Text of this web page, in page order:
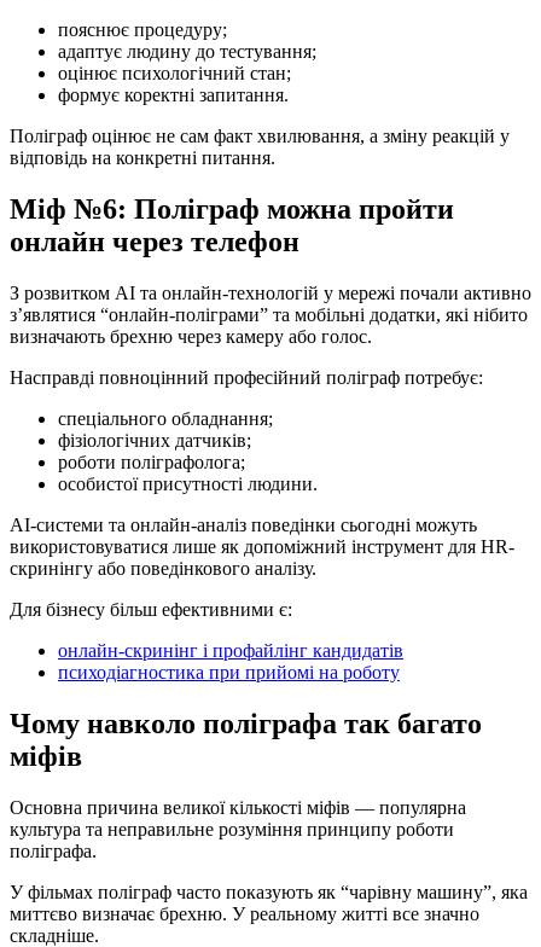
пояснює процедуру;
адаптує людину до тестування;
оцінює психологічний стан;
формує коректні запитання.
Поліграф оцінює не сам факт хвилювання, а зміну реакцій у
відповідь на конкретні питання.
Міф №6: Поліграф можна пройти
онлайн через телефон
З розвитком AI та онлайн-технологій у мережі почали активно
з’являтися “онлайн-поліграми” та мобільні додатки, які нібито
визначають брехню через камеру або голос.
Насправді повноцінний професійний поліграф потребує:
спеціального обладнання;
фізіологічних датчиків;
роботи поліграфолога;
особистої присутності людини.
AI-системи та онлайн-аналіз поведінки сьогодні можуть
використовуватися лише як допоміжний інструмент для HR-
скринінгу або поведінкового аналізу.
Для бізнесу більш ефективними є:
онлайн-скринінг і профайлінг кандидатів
психодіагностика при прийомі на роботу
Чому навколо поліграфа так багато
міфів
Основна причина великої кількості міфів — популярна
культура та неправильне розуміння принципу роботи
поліграфа.
У фільмах поліграф часто показують як “чарівну машину”, яка
миттєво визначає брехню. У реальному житті все значно
складніше.